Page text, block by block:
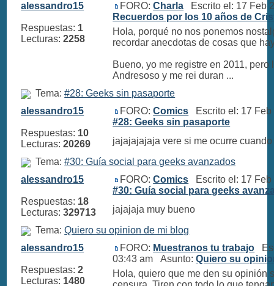
alessandro15
Respuestas: 1
Lecturas:2258
FORO:Charla Escrito el: 17 Feb
Recuerdos por los 10 años de
Hola, porqué no nos ponemos
recordar anecdotas de cosas que
Bueno, yo me registre en 2011,
Andresoso y me rei duran ...
Tema:#28: Geeks sin pasaporte
alessandro15
Respuestas: 10
Lecturas:20269
FORO:Comics Escrito el: 17
#28: Geeks sin pasaporte
jajajajajaja vere si me ocurre
Tema:#30: Guía social para geeks avanzados
alessandro15
Respuestas: 18
Lecturas:329713
FORO:Comics Escrito el: 17
#30: Guía social para geeks
jajajaja muy bueno
Tema:Quiero su opinion de mi blog
alessandro15
Respuestas:2
Lecturas: 1480
FORO: Muestranos tu trabajo
03:43 am Asunto:Quiero su
Hola, quiero que me den su opinión